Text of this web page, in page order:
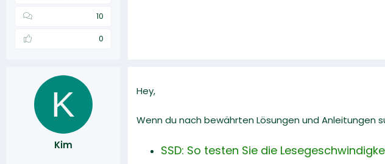
10
0
K
Kim
Hey,
Wenn du nach bewährten Lösungen und Anleitungen
SSD: So testen Sie die